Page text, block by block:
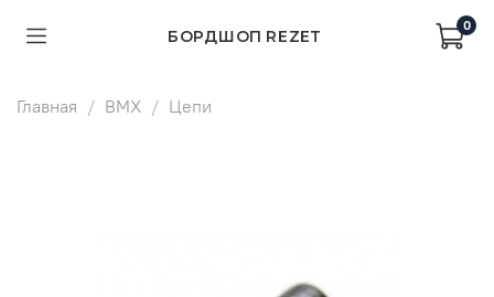
БОРДШОП REZET
0
Главная BMX Цепи